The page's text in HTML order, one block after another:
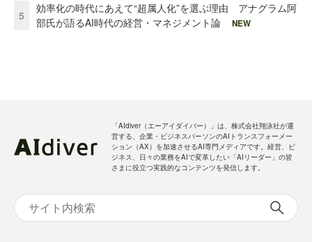
5
効率化の時代にあえて“超属人化”を選ぶ理由 アナグラム阿
部氏が語るAI時代の経営・マネジメント論
NEW
「AIdiver（エーアイダイバー）」は、株式会社翔泳社が運
営する、企業・ビジネスパーソンのAIトランスフォーメー
ション（AX）を加速させるAI専門メディアです。経営、ビ
ジネス、日々の業務をAIで変革したい「AIリーダー」の皆
さまに役立つ実践的なコンテンツを発信します。